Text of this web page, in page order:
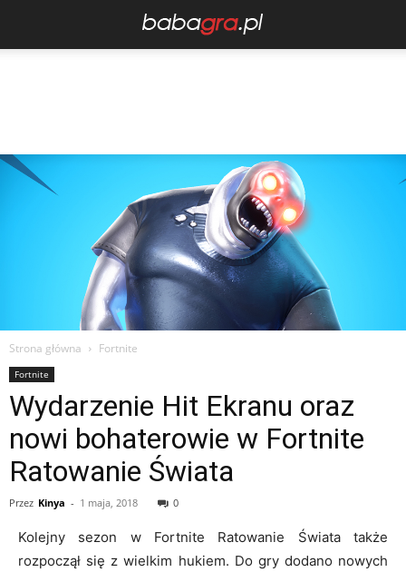
Strona główna Fortnite
Fortnite
Wydarzenie Hit Ekranu oraz
nowi bohaterowie w Fortnite
Ratowanie Świata
Przez Kinya - 1 maja, 2018 0
Kolejny sezon w Fortnite Ratowanie Świata także
rozpoczął się z wielkim hukiem. Do gry dodano nowych